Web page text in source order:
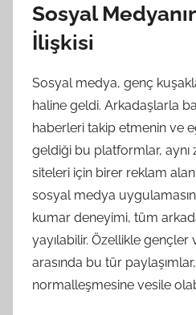
Sosyal
İlişkisi
Sosyal medya, genç
haline geldi. Arkadaşlarla
haberleri takip etmenin ve
geldiği bu platformlar, aynı
siteleri için birer reklam
sosyal medya
kumar deneyimi, tüm
yayılabilir. Özellikle
arasında bu tür
normalleşmesine vesile